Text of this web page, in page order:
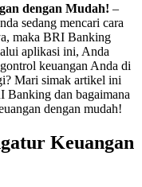
dengan Mudah! –
sedang mencari cara
maka BRI Banking
aplikasi ini, Anda
keuangan Anda di
Mari simak artikel ini
Banking dan bagaimana
dengan mudah!
Keuangan